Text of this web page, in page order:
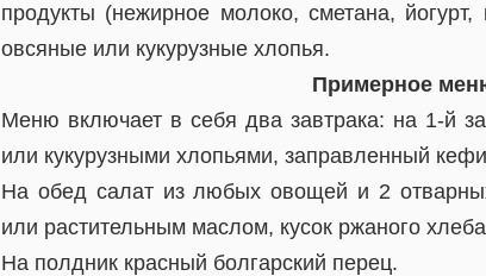
продукты (нежирное молоко, сметана,
овсяные или кукурузные хлопья.
Примерное
Меню включает в себя два завтрака: на 1-й
или кукурузными хлопьями, заправленный
На обед салат из любых овощей и 2
или растительным маслом, кусок ржаного
На полдник красный болгарский перец.